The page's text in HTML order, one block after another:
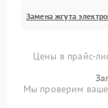
Замена жгута
Цены в прайс-
Мы проверим ваше